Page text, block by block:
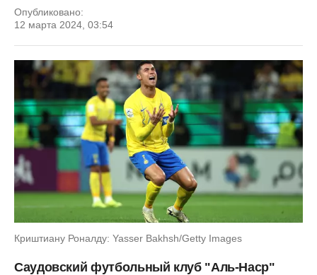
Опубликовано:
12 марта 2024, 03:54
Криштиану Роналду: Yasser Bakhsh/Getty Images
Саудовский футбольный клуб "Аль-Наср"